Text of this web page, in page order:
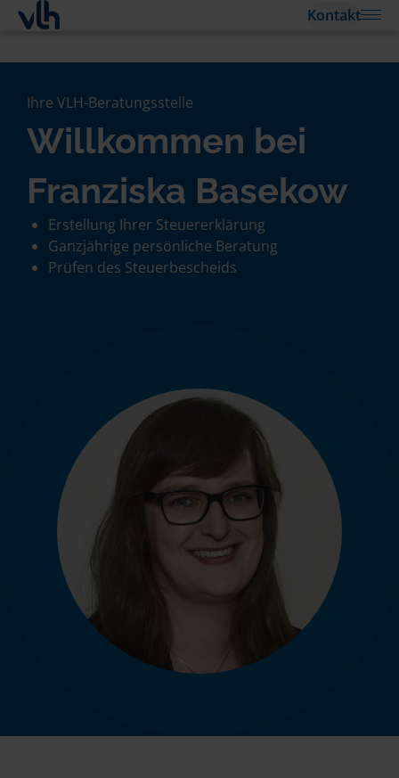
Kontakt
Ihre VLH-Beratungsstelle
Willkommen bei
Franziska Basekow
Erstellung Ihrer Steuererklärung
Ganzjährige persönliche Beratung
Prüfen des Steuerbescheids